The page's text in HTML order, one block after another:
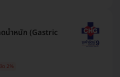
ดน้ำหนัก (Gastric
ด 2%